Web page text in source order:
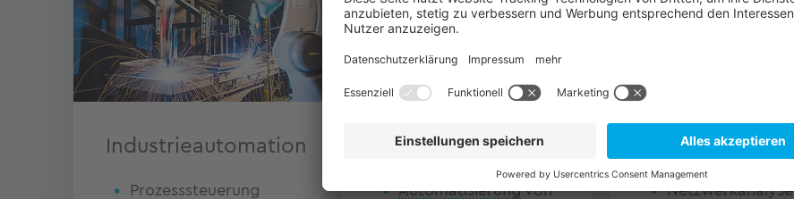
Industrieautomation
Prozesssteuerung
Robotik
Automatisierungvon
Messtechnik
Netzwerkanalyse